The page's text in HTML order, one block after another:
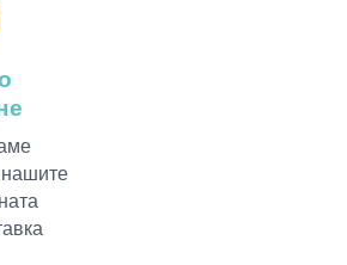
нашите